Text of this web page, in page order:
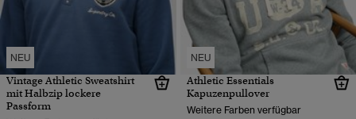
NEU
Vintage Athletic Sweatshirt
mit Halbzip lockere
Passform
NEU
Athletic Essentials
Kapuzenpullover
Weitere Farben verfügbar